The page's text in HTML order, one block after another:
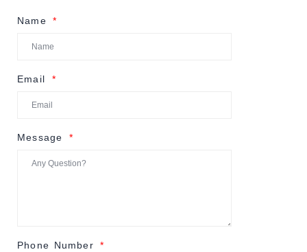
Name
Email
Message
Phone Number